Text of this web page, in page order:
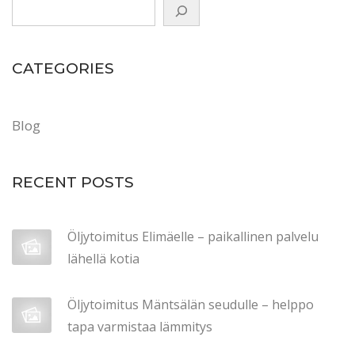
n
a
v
u
r
y
s
CATEGORIES
Blog
RECENT POSTS
Öljytoimitus Elimäelle – paikallinen palvelu
lähellä kotia
Öljytoimitus Mäntsälän seudulle – helppo
tapa varmistaa lämmitys